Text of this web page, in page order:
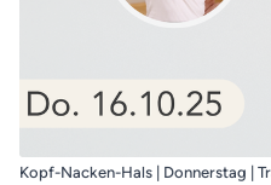
Kopf-Nacken-Hals | Donnerstag |